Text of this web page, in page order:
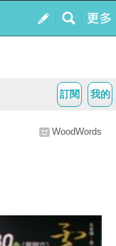
我的
訂閱
WoodWords